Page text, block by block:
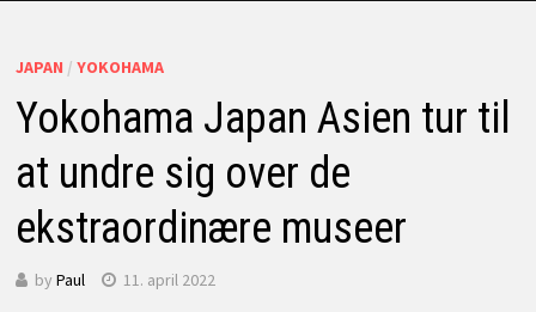
JAPAN / YOKOHAMA
Yokohama Japan Asien tur til
at undre sig over de
ekstraordinære museer
by Paul 11. april 2022